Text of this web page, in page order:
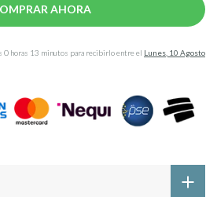
AHORA
0 horas 13 minutos para recibirlo entre el Lunes, 10 Agosto